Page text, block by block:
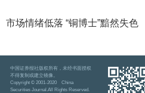
市场情绪低落 “铜博士”黯然失色
中国证券报社版权所有，未经书面授权
不得复制或建立镜像。
Copyright © 2001-2020 China
Securities Journal.All Rights Reserved.